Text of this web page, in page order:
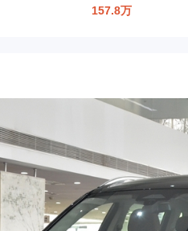
157.8万